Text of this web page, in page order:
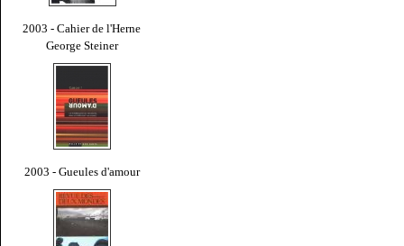
2003 - Cahier de l'Herne
George Steiner
2003 - Gueules d'amour